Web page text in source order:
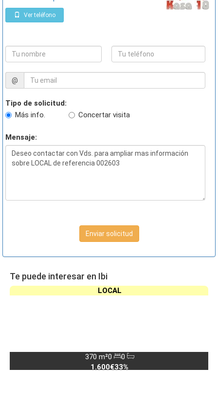
Ver teléfono
@
Tipo de solicitud:
Más info.
Concertar visita
Mensaje:
Enviar solicitud
Te puede interesar en Ibi
LOCAL
370 m²0
0
1.600€33%